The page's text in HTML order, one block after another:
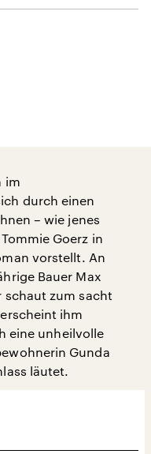
im
durch einen
– wie jenes
Goerz in
vorstellt. An
Bauer Max
schaut zum sacht
ihm
eine unheilvolle
Gunda
läutet.